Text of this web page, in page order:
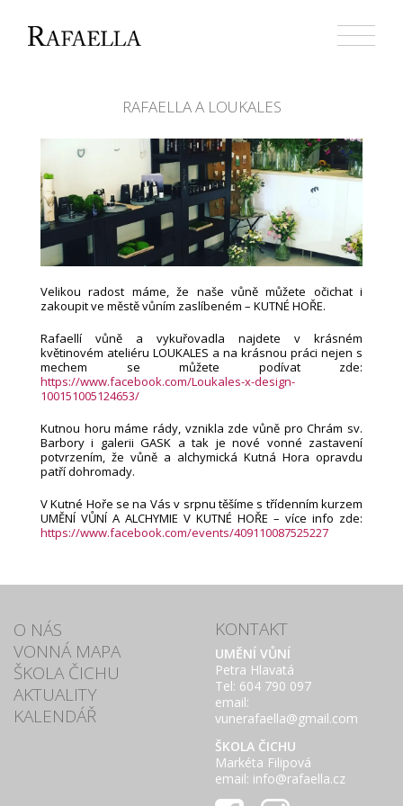
obsahu
webu
RAFAELLA A LOUKALES
Velikou radost máme, že naše vůně můžete očichat i
zakoupit ve městě vůním zaslíbeném – KUTNÉ HOŘE.
Rafaellí vůně a vykuřovadla najdete v krásném
květinovém ateliéru LOUKALES a na krásnou práci nejen s
mechem se můžete podívat zde:
https://www.facebook.com/Loukales-x-design-
100151005124653/
Kutnou horu máme rády, vznikla zde vůně pro Chrám sv.
Barbory i galerii GASK a tak je nové vonné zastavení
potvrzením, že vůně a alchymická Kutná Hora opravdu
patří dohromady.
V Kutné Hoře se na Vás v srpnu těšíme s třídenním kurzem
UMĚNÍ VŮNÍ A ALCHYMIE V KUTNÉ HOŘE – více info zde:
https://www.facebook.com/events/409110087525227
O NÁS
VONNÁ MAPA
ŠKOLA ČICHU
AKTUALITY
KALENDÁŘ
KONTAKT
UMĚNÍ VŮNÍ
Petra Hlavatá
Tel: 604 790 097
email:
vunerafaella@gmail.com
ŠKOLA ČICHU
Markéta Filipová
email: info@rafaella.cz